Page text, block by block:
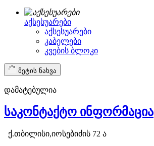
აქსესუარები
აქსესუარები
კაბელები
კვების ბლოკი
მეტის ნახვა
დამატებულია
საკონტაქტო ინფორმაცია
ქ.თბილისი,იოსებიძის 72 ა